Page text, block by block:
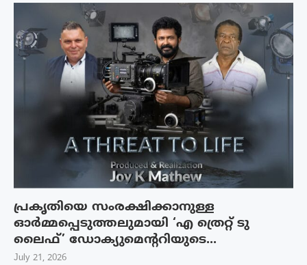
പ്രകൃതിയെ സംരക്ഷിക്കാനുള്ള
ഓർമ്മപ്പെടുത്തലുമായി ‘എ ത്രെറ്റ് ടു
ലൈഫ്’ ഡോക്യുമെന്ററിയുടെ...
July 21, 2026